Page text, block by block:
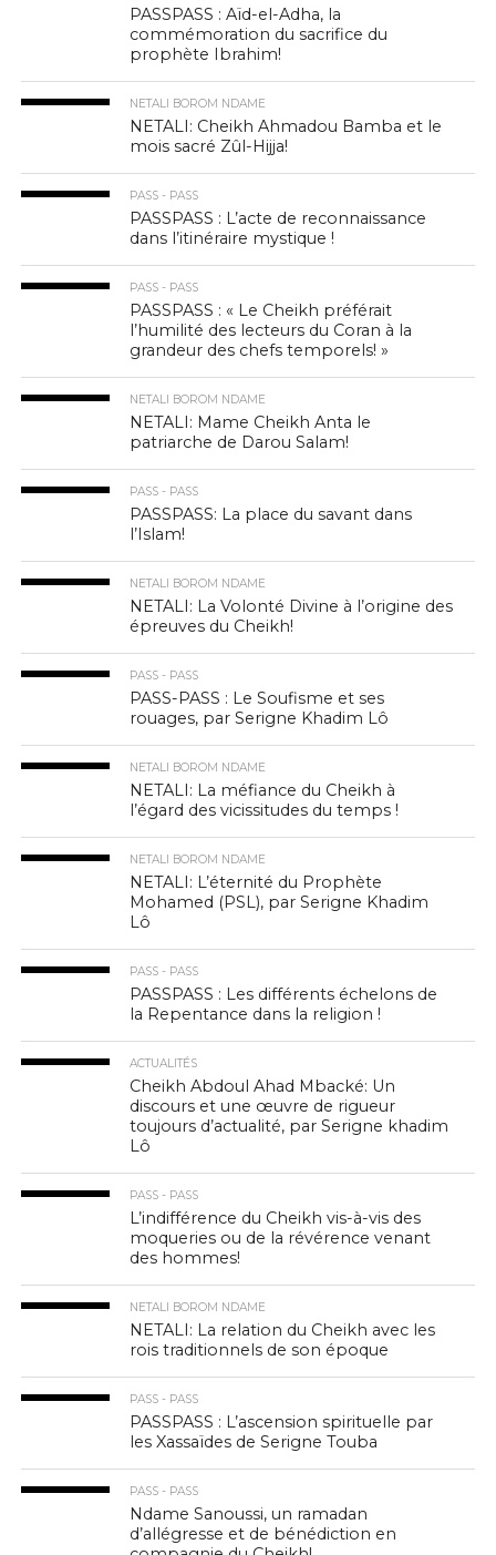
PASSPASS : Aïd-el-Adha, la
commémoration du sacrifice du
prophète Ibrahim!
NETALI BOROM NDAME
NETALI: Cheikh Ahmadou Bamba et le
mois sacré Zûl-Hijja!
PASS - PASS
PASSPASS : L’acte de reconnaissance
dans l’itinéraire mystique !
PASS - PASS
PASSPASS : « Le Cheikh préférait
l’humilité des lecteurs du Coran à la
grandeur des chefs temporels! »
NETALI BOROM NDAME
NETALI: Mame Cheikh Anta le
patriarche de Darou Salam!
PASS - PASS
PASSPASS: La place du savant dans
l’Islam!
NETALI BOROM NDAME
NETALI: La Volonté Divine à l’origine des
épreuves du Cheikh!
PASS - PASS
PASS-PASS : Le Soufisme et ses
rouages, par Serigne Khadim Lô
NETALI BOROM NDAME
NETALI: La méfiance du Cheikh à
l’égard des vicissitudes du temps !
NETALI BOROM NDAME
NETALI: L’éternité du Prophète
Mohamed (PSL), par Serigne Khadim
Lô
PASS - PASS
PASSPASS : Les différents échelons de
la Repentance dans la religion !
ACTUALITÉS
Cheikh Abdoul Ahad Mbacké: Un
discours et une œuvre de rigueur
toujours d’actualité, par Serigne khadim
Lô
PASS - PASS
L’indifférence du Cheikh vis-à-vis des
moqueries ou de la révérence venant
des hommes!
NETALI BOROM NDAME
NETALI: La relation du Cheikh avec les
rois traditionnels de son époque
PASS - PASS
PASSPASS : L’ascension spirituelle par
les Xassaïdes de Serigne Touba
PASS - PASS
Ndame Sanoussi, un ramadan
d’allégresse et de bénédiction en